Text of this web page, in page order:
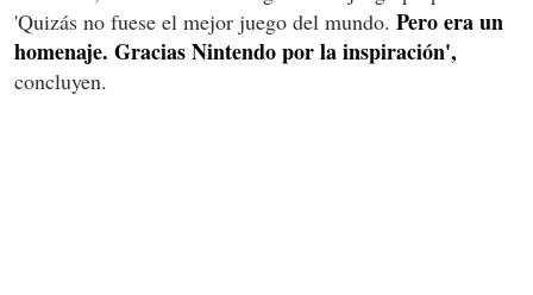
'Quizás no fuese el mejor juego del mundo. Pero era un
homenaje. Gracias Nintendo por la inspiración',
concluyen.